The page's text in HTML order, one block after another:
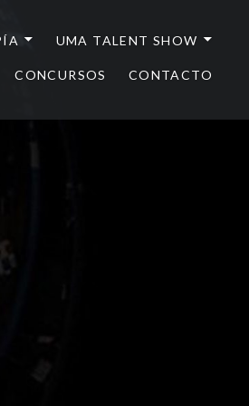
UMA TALENT SHOW
CONCURSOS CONTACTO